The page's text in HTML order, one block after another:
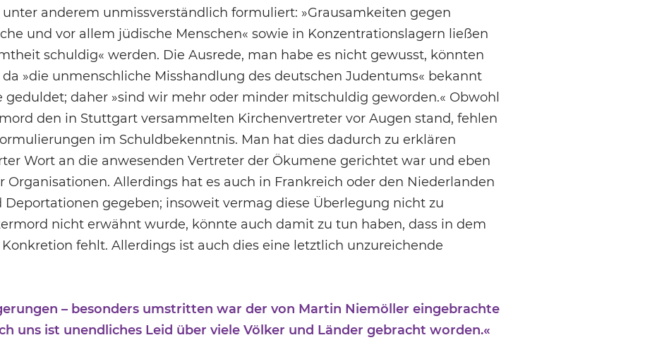
anderem unmissverständlich formuliert: »Grausamkeiten gegen
und vor allem jüdische Menschen« sowie in Konzentrationslagern ließen
schuldig« werden. Die Ausrede, man habe es nicht gewusst, könnten
»die unmenschliche Misshandlung des deutschen Judentums« bekannt
geduldet; daher »sind wir mehr oder minder mitschuldig geworden.« Obwohl
den in Stuttgart versammelten Kirchenvertreter vor Augen stand, fehlen
im Schuldbekenntnis. Man hat dies dadurch zu erklären
Wort an die anwesenden Vertreter der Ökumene gerichtet war und eben
Organisationen. Allerdings hat es auch in Frankreich oder den Niederlanden
Deportationen gegeben; insoweit vermag diese Überlegung nicht zu
nicht erwähnt wurde, könnte auch damit zu tun haben, dass in dem
fehlt. Allerdings ist auch dies eine letztlich unzureichende
– besonders umstritten war der von Martin Niemöller eingebrachte
uns ist unendliches Leid über viele Völker und Länder gebracht worden.«